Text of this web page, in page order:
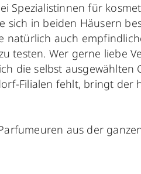
für
in beiden Häusern
auch
testen. Wer gerne liebe
die selbst
Filialen fehlt, bringt der
aus der